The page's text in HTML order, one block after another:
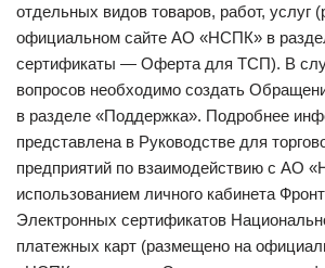
отдельных видов товаров, работ, услуг
официальном сайте АО «НСПК» в
сертификаты — Оферта для ТСП). В
вопросов необходимо создать
в разделе «Поддержка». Подробнее
представлена в Руководстве для
предприятий по взаимодействию с АО
использованием личного кабинета
Электронных сертификатов
платежных карт (размещено на